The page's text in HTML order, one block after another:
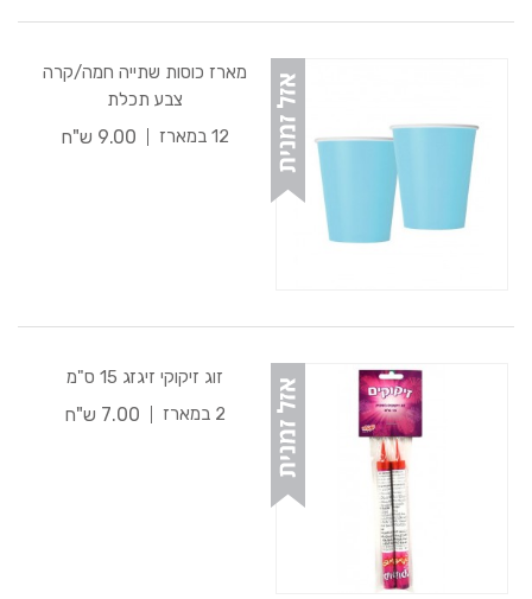
מארז כוסות שתייה חמה/קרה
צבע תכלת
12 במארז
9.00 ש"ח
זוג זיקוקי זיגזג 15 ס"מ
2 במארז
7.00 ש"ח